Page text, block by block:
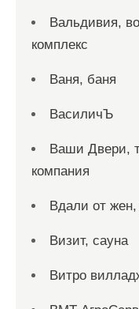
Вальдивия,
комплекс
Ваня, баня
ВасиличЪ
Ваши Двери,
компания
Вдали от жен,
Визит, сауна
Витро